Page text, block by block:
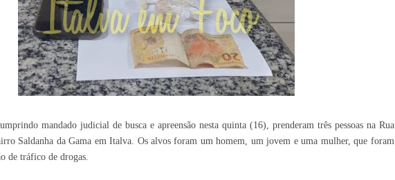
mandado judicial de busca e apreensão nesta quinta (16), prenderam três pessoas na Rua
Saldanha da Gama em Italva. Os alvos foram um homem, um jovem e uma mulher, que foram
de tráfico de drogas.